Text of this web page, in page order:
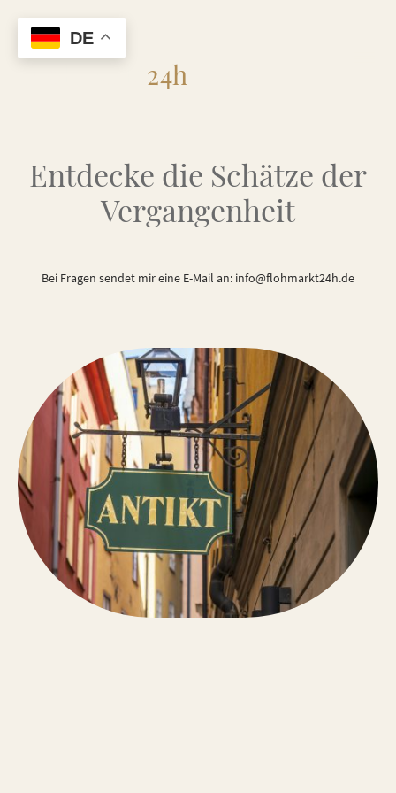
24h
Entdecke die Schätze der
Vergangenheit
Bei Fragen sendet mir eine E-Mail an: info@flohmarkt24h.de
DE